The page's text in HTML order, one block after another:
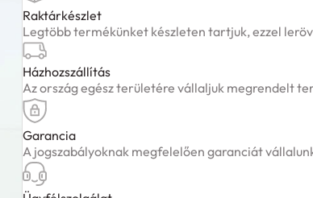
Raktárkészlet
Legtöbb termékünket készleten tartjuk, ezzel
Házhozszállítás
Az ország egész területére vállaljuk megrendelt
Garancia
A jogszabályoknak megfelelően garanciát